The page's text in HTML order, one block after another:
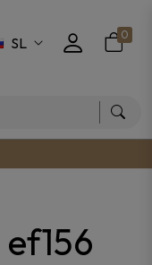
SL 0